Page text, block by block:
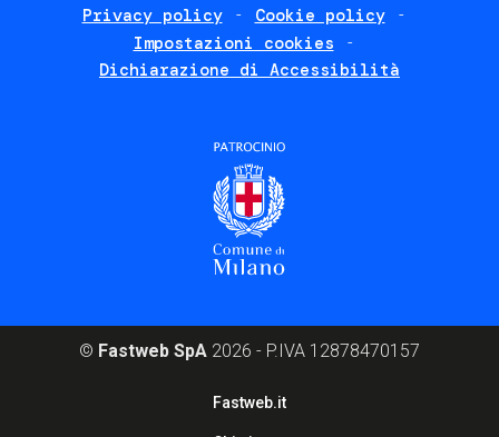
Privacy policy
Cookie policy
Impostazioni cookies
Dichiarazione di Accessibilità
© Fastweb SpA 2026 - P.IVA 12878470157
Fastweb.it